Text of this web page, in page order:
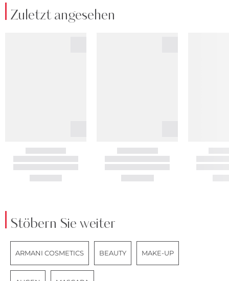
Zuletzt angesehen
Stöbern Sie weiter
ARMANI COSMETICS BEAUTY MAKE-UP